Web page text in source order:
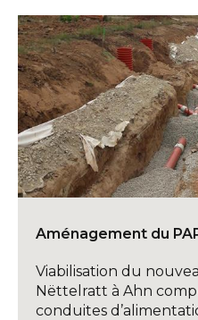
Aménagement du
Viabilisation du
Nëttelratt à Ahn
conduites